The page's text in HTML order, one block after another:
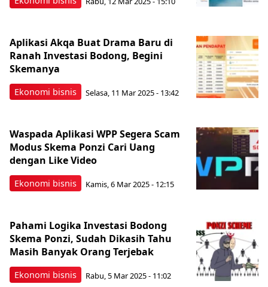
Ekonomi bisnis
Aplikasi Akqa Buat Drama Baru di
Ranah Investasi Bodong, Begini
Skemanya
Selasa, 11 Mar 2025 - 13:42
Ekonomi bisnis
Waspada Aplikasi WPP Segera Scam
Modus Skema Ponzi Cari Uang
dengan Like Video
Kamis, 6 Mar 2025 - 12:15
Ekonomi bisnis
Pahami Logika Investasi Bodong
Skema Ponzi, Sudah Dikasih Tahu
Masih Banyak Orang Terjebak
Rabu, 5 Mar 2025 - 11:02